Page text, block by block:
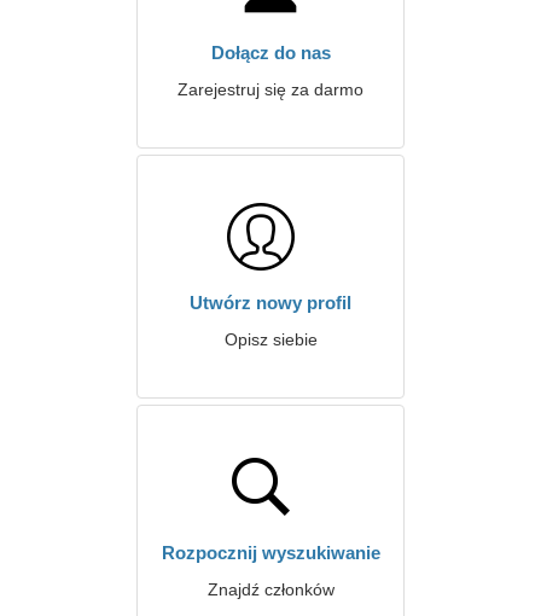
Dołącz do nas
Zarejestruj się za darmo
Utwórz nowy profil
Opisz siebie
Rozpocznij wyszukiwanie
Znajdź członków